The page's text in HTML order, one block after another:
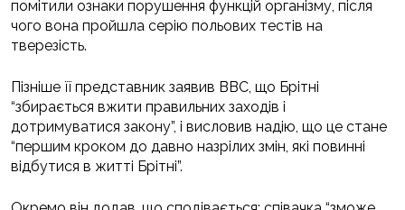
помітили ознаки порушення функцій організму, після
чого вона пройшла серію польових тестів на
тверезість.
Пізніше її представник заявив BBC, що Брітні
“збирається вжити правильних заходів і
дотримуватися закону”, і висловив надію, що це стане
“першим кроком до давно назрілих змін, які повинні
відбутися в житті Брітні”.